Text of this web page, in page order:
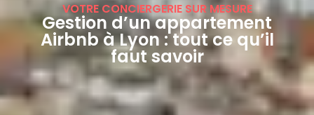
VOTRE CONCIERGERIE SUR MESURE
Gestion d’un appartement
Airbnb à Lyon : tout ce qu’il
faut savoir